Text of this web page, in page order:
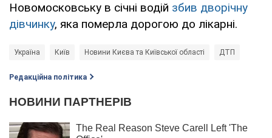
Новомосковську в січні водій збив дворічну
дівчинку, яка померла дорогою до лікарні.
Україна Київ Новини Києва та Київської області ДТП
Редакційна політика